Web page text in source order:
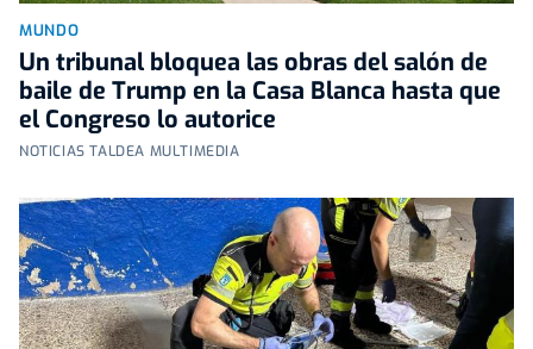
MUNDO
Un tribunal bloquea las obras del salón de
baile de Trump en la Casa Blanca hasta que
el Congreso lo autorice
NOTICIAS TALDEA MULTIMEDIA